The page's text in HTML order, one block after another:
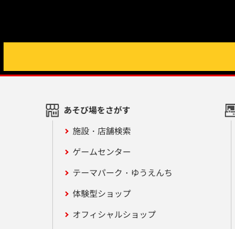
あそび場をさがす
施設・店舗検索
ゲームセンター
テーマパーク・ゆうえんち
体験型ショップ
オフィシャルショップ